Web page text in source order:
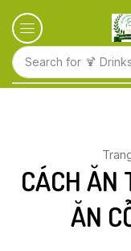
Search for 🍋 Fruits
CÁCH ĂN
ĂN